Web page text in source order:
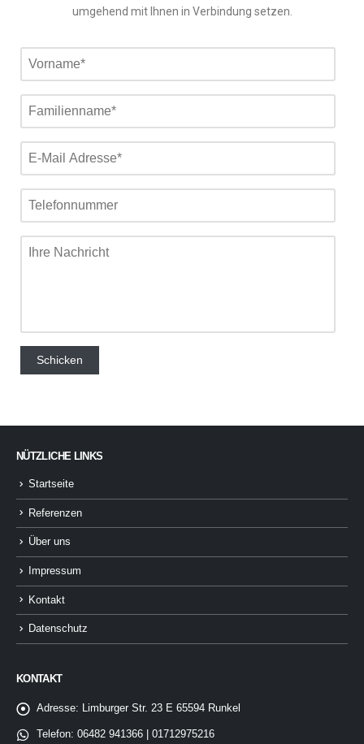
umgehend mit Ihnen in Verbindung setzen.
NÜTZLICHE LINKS
Startseite
Referenzen
Über uns
Impressum
Kontakt
Datenschutz
KONTAKT
Adresse: Limburger Str. 23 E 65594 Runkel
Telefon: 06482 941366 | 01712975216